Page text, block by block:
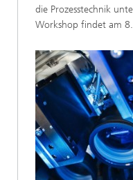
die Prozesstechnik
Workshop findet am